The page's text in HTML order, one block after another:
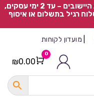
חדש! משלוח אקספרס בהתאם לרשימת היישובים – עד 2 ימי עסקים,
רגיל בתשלום או איסוף
מועדון לקוחות
Cart
0
₪0.00